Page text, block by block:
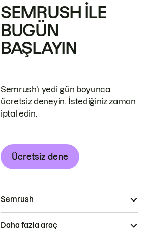
SEMRUSH ILE
BUGÜN
BAŞLAYIN
Semrush'ı yedi gün boyunca
ücretsiz deneyin. İstediğiniz zaman
iptal edin.
Ücretsiz dene
Semrush
Daha fazla araç